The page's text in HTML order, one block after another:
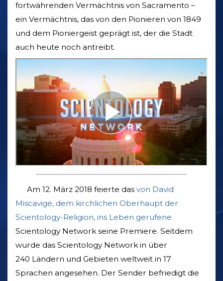
fortwährenden Vermächtnis von Sacramento –
ein Vermächtnis, das von den Pionieren von 1849
und dem Pioniergeist geprägt ist, der die Stadt
auch heute noch antreibt.
Am 12. März 2018 feierte das von David
Miscavige, dem kirchlichen Oberhaupt der
Scientology-Religion, ins Leben gerufene
Scientology Network seine Premiere. Seitdem
wurde das Scientology Network in über
240 Ländern und Gebieten weltweit in 17
Sprachen angesehen. Der Sender befriedigt die